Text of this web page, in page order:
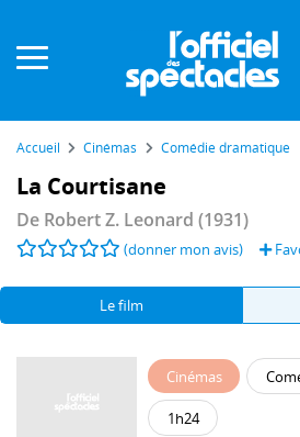
Accueil Cinémas Comédie dramatique
La Courtisane
De Robert Z. Leonard (1931)
(donner mon avis)
Le film
Cinémas
1h24